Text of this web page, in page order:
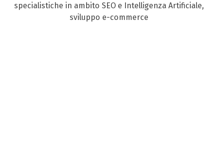
specialistiche in ambito SEO e Intelligenza Artificiale,
sviluppo e-commerce